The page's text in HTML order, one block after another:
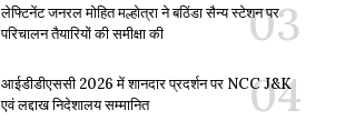
लेफ्टिनेंट जनरल मोहित मल्होत्रा ने बठिंडा सैन्य स्टेशन पर
परिचालन तैयारियों की समीक्षा की
आईडीडीएससी 2026 में शानदार प्रदर्शन पर NCC J&K
एवं लद्दाख निदेशालय सम्मानित